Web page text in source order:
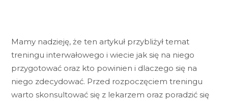
Mamy nadzieję, że ten artykuł przybliżył temat
treningu interwałowego i wiecie jak się na niego
przygotować oraz kto powinien i dlaczego się na
niego zdecydować. Przed rozpoczęciem treningu
warto skonsultować się z lekarzem oraz poradzić się